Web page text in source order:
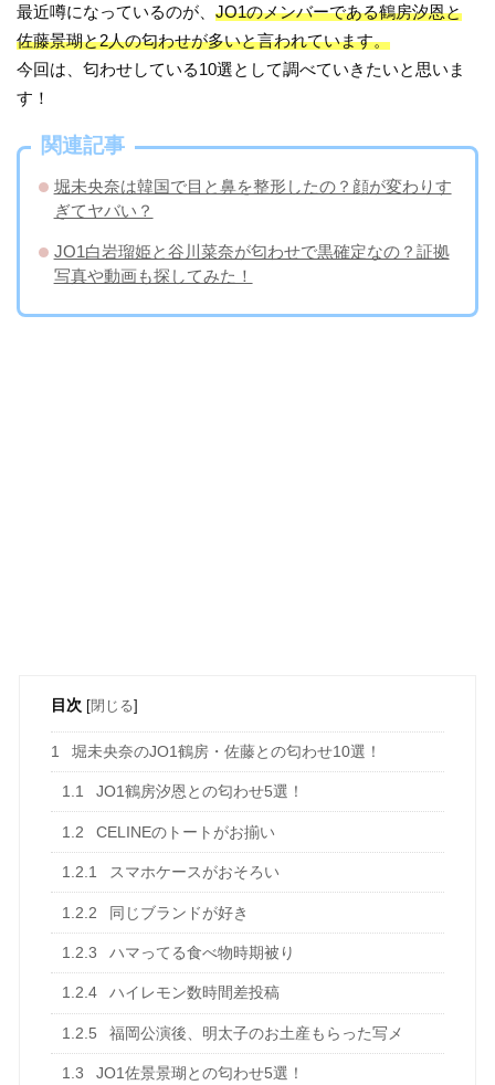
最近噂になっているのが、JO1のメンバーである鶴房汐恩と
佐藤景瑚と2人の匂わせが多いと言われています。
今回は、匂わせしている10選として調べていきたいと思いま
す！
関連記事
堀未央奈は韓国で目と鼻を整形したの？顔が変わりす
ぎてヤバい？
JO1白岩瑠姫と谷川菜奈が匂わせで黒確定なの？証拠
写真や動画も探してみた！
目次 [閉じる]
1 堀未央奈のJO1鶴房・佐藤との匂わせ10選！
1.1 JO1鶴房汐恩との匂わせ5選！
1.2 CELINEのトートがお揃い
1.2.1 スマホケースがおそろい
1.2.2 同じブランドが好き
1.2.3 ハマってる食べ物時期被り
1.2.4 ハイレモン数時間差投稿
1.2.5 福岡公演後、明太子のお土産もらった写メ
1.3 JO1佐景景瑚との匂わせ5選！